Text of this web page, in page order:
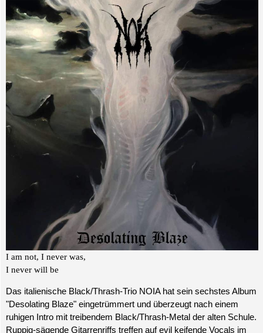
I am not, I never was,
I never will be
Das italienische Black/Thrash-Trio NOIA hat sein sechstes Album
"Desolating Blaze" eingetrümmert und überzeugt nach einem
ruhigen Intro mit treibendem Black/Thrash-Metal der alten Schule.
Ruppig-sägende Gitarrenriffs treffen auf evil keifende Vocals im